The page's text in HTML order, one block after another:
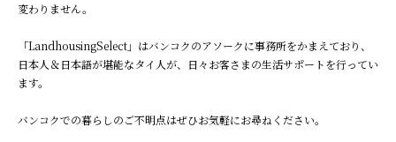
変わりません。
「LandhousingSelect」はバンコクのアソークに事務所をかまえており、
日本人＆日本語が堪能なタイ人が、日々お客さまの生活サポートを行ってい
ます。
バンコクでの暮らしのご不明点はぜひお気軽にお尋ねください。